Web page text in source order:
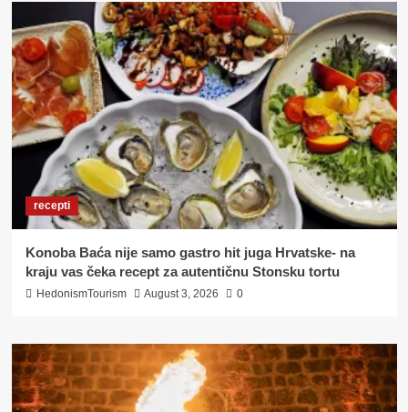
recepti
Konoba Baća nije samo gastro hit juga Hrvatske- na
kraju vas čeka recept za autentičnu Stonsku tortu
HedonismTourism August 3, 2026 0